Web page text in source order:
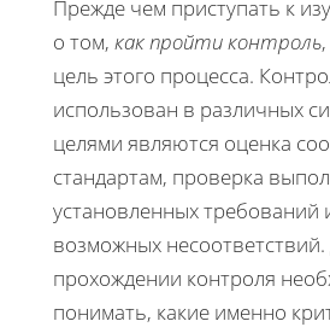
Прежде чем приступать к
о том, как пройти контроль
цель этого процесса.
использован в различных
целями являются оценка
стандартам, проверка
установленных требований
возможных несоответствий.
прохождении контроля
понимать, какие именно